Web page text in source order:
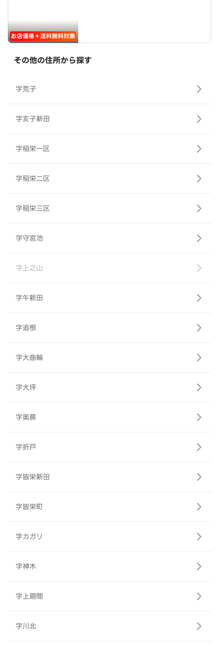
お店価格＋送料無料対象
その他の住所から探す
字荒子
字亥子新田
字稲栄一区
字稲栄二区
字稲栄三区
字守宮池
字上之山
字午新田
字追根
字大曲輪
字大坪
字奥蕨
字折戸
字皆栄新田
字皆栄町
字カガリ
字神木
字上廻間
字川北